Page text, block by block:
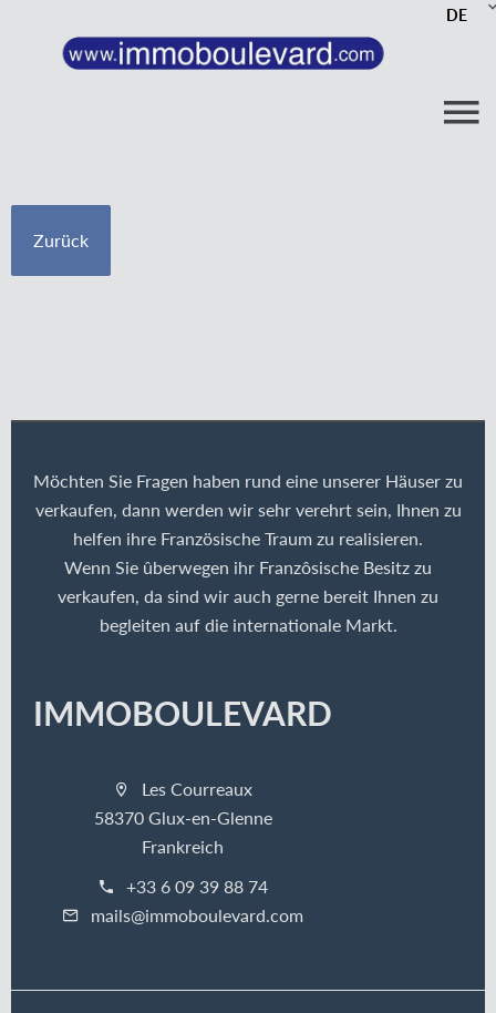
DE
Zurück
Möchten Sie Fragen haben rund eine unserer Häuser zu
verkaufen, dann werden wir sehr verehrt sein, Ihnen zu
helfen ihre Französische Traum zu realisieren.
Wenn Sie ûberwegen ihr Franzôsische Besitz zu
verkaufen, da sind wir auch gerne bereit Ihnen zu
begleiten auf die internationale Markt.
IMMOBOULEVARD
Les Courreaux
58370 Glux-en-Glenne
Frankreich
+33 6 09 39 88 74
mails@immoboulevard.com